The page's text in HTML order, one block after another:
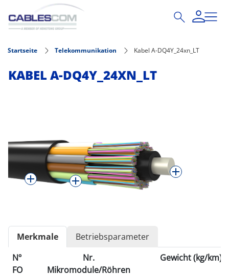
Direkt zum Inhalt
Startseite Telekommunikation Kabel A-DQ4Y_24xn_LT
KABEL A-DQ4Y_24XN_LT
Merkmale
Betriebsparameter
Nº
FO
Nr.
Mikromodule/Röhren
Gewicht (kg/km)